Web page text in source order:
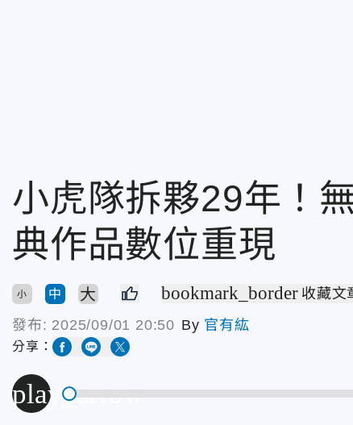
小虎隊拆夥29年！
典作品數位重現
小 中 大 bookmark_border 收藏文
發布: 2025/09/01 20:50 By 官有紘
分享：
play_arrow